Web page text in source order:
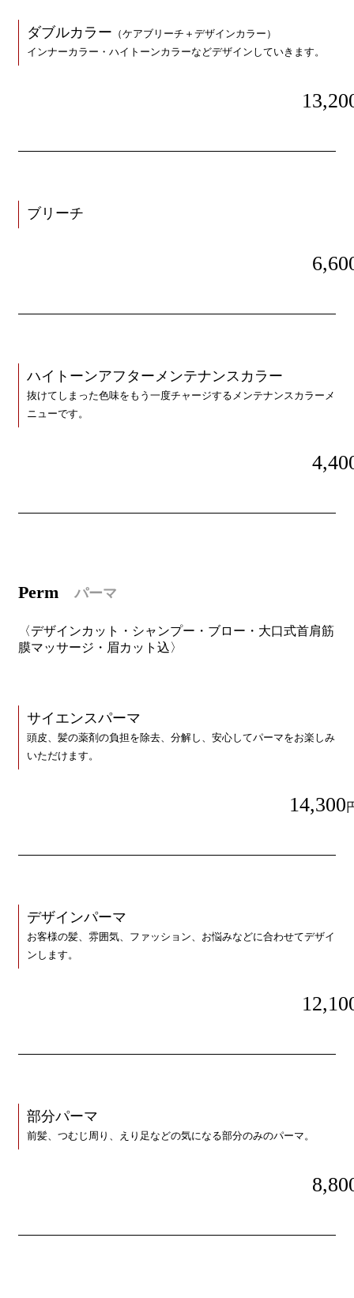
ダブルカラー （ケアブリーチ＋デザインカラー）
インナーカラー・ハイトーンカラーなどデザインしていきます。
ブリーチ
ハイトーンアフターメンテナンスカラー
抜けてしまった色味をもう一度チャージするメンテナンスカラーメ
ニューです。
Perm パーマ
〈デザインカット・シャンプー・ブロー・大口式首肩筋
膜マッサージ・眉カット込〉
サイエンスパーマ
頭皮、髪の薬剤の負担を除去、分解し、安心してパーマをお楽しみ
いただけます。
14,300
デザインパーマ
お客様の髪、雰囲気、ファッション、お悩みなどに合わせてデザイ
ンします。
部分パーマ
前髪、つむじ周り、えり足などの気になる部分のみのパーマ。